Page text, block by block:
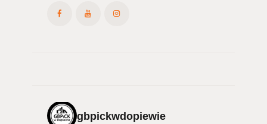
gbpickwdopiewie